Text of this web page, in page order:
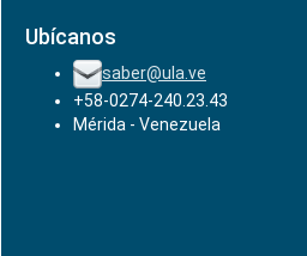
Ubícanos
saber@ula.ve
+58-0274-240.23.43
Mérida - Venezuela